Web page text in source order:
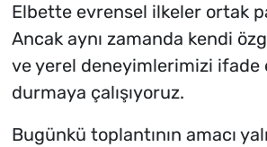
Elbette evrensel ilkeler ortak
Ancak aynı zamanda kendi
ve yerel deneyimlerimizi ifade
durmaya çalışıyoruz.
Bugünkü toplantının amacı